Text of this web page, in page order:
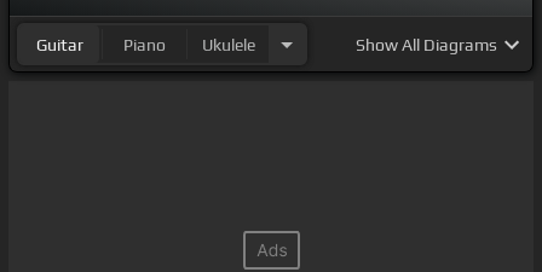
Guitar Piano Ukulele ShowAll Diagrams